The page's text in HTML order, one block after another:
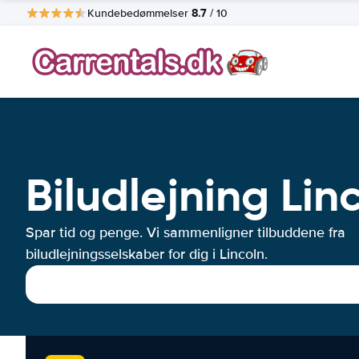
Kundebedømmelser 8.7 / 10
Biludlejning
Spar tid og penge. Vi sammenligner tilbuddene fra
biludlejningsselskaber for dig i Lincoln.